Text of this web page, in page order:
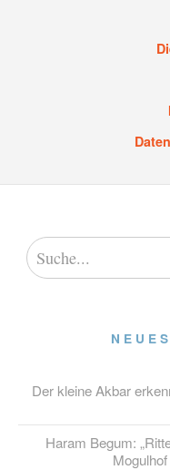
Der kleine Akbar
Haram Begum: